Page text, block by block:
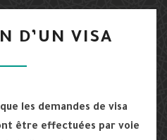
السورية
في باريس
D’UN
D’UN VISA
les demandes de visa
être effectuées par voie